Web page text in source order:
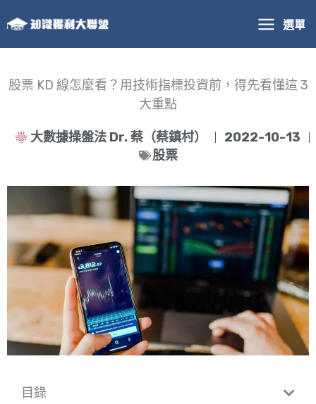
至
主
內
選單
股票 KD 線怎麼看？用技術指標投資前，得先看懂這 3
大重點
大數據操盤法 Dr. 蔡（蔡鎮村）
2022-10-13
股票
目錄